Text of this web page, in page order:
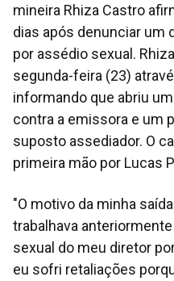
mineira Rhiza Castro
dias após denunciar um
por assédio sexual.
segunda-feira (23)
informando que abriu
contra a emissora e um
suposto assediador. O
primeira mão por Lucas
"O motivo da minha
trabalhava
sexual do meu diretor
eu sofri retaliações